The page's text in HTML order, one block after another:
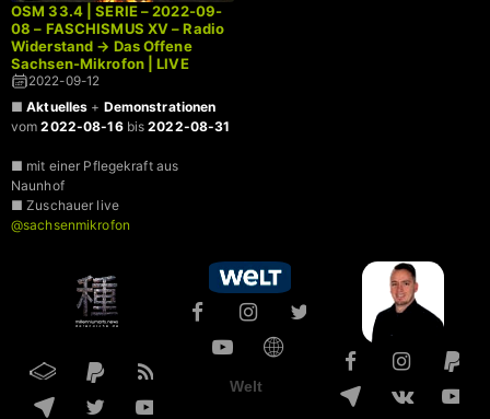
OSM 33.4 | SERIE – 2022-09-
08 – FASCHISMUS XV – Radio
Widerstand → Das Offene
Sachsen-Mikrofon | LIVE
2022-09-12
■Aktuelles + Demonstrationen
vom2022-08-16bis2022-08-31
■ mit einer Pflegekraft aus
Naunhof
■ Zuschauer live
@sachsenmikrofon
Welt